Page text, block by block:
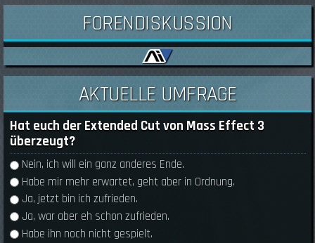
FORENDISKUSSION
AKTUELLE UMFRAGE
Hat euch der Extended Cut von Mass Effect 3
überzeugt?
Auswahlmöglichkeiten
Nein, ich will ein ganz anderes Ende.
Habe mir mehr erwartet, geht aber in Ordnung.
Ja, jetzt bin ich zufrieden.
Ja, war aber eh schon zufrieden.
Habe ihn noch nicht gespielt.